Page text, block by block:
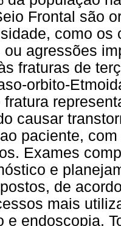
Frontal são
como
ou agressões
fraturas de
orbito-
fratura
causar
paciente,
Exames
e
de
mais
e endoscopia.